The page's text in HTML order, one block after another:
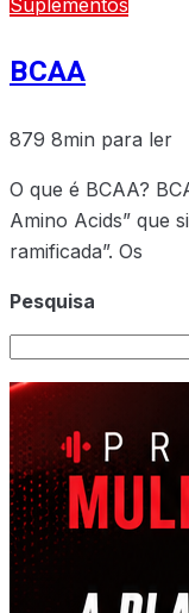
Suplementos
BCAA
879 8min para ler
O que é BCAA?
Amino Acids” que
ramificada”. Os
Pesquisa